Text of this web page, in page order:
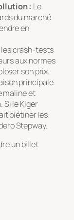
: Le
du marché
en
crash-tests
aux normes
son prix.
principale.
maline et
Si le Kiger
piétiner les
Stepway.
un billet